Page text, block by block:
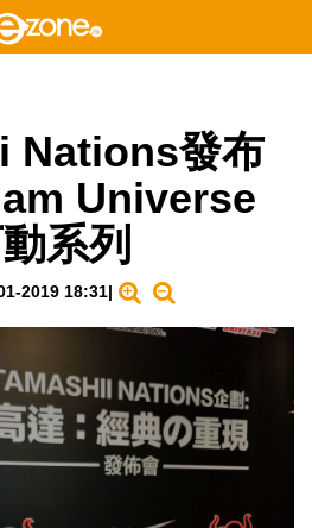
Nations發布
Universe
系列
2019 18:31|